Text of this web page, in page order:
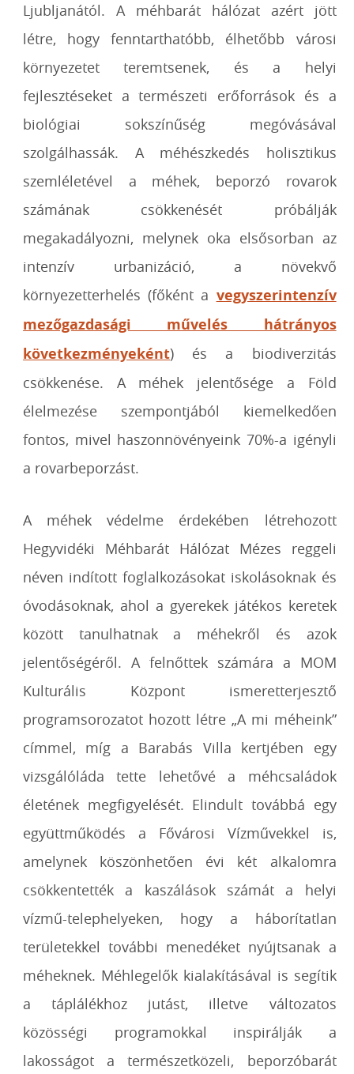
Ljubljanától. A méhbarát hálózat azért jött
létre, hogy fenntarthatóbb, élhetőbb városi
környezetet teremtsenek, és a helyi
fejlesztéseket a természeti erőforrások és a
biológiai sokszínűség megóvásával
szolgálhassák. A méhészkedés holisztikus
szemléletével a méhek, beporzó rovarok
számának csökkenését próbálják
megakadályozni, melynek oka elsősorban az
intenzív urbanizáció, a növekvő
környezetterhelés (főként a vegyszerintenzív
mezőgazdasági művelés hátrányos
következményeként) és a biodiverzitás
csökkenése. A méhek jelentősége a Föld
élelmezése szempontjából kiemelkedően
fontos, mivel haszonnövényeink 70%-a igényli
a rovarbeporzást.
A méhek védelme érdekében létrehozott
Hegyvidéki Méhbarát Hálózat Mézes reggeli
néven indított foglalkozásokat iskolásoknak és
óvodásoknak, ahol a gyerekek játékos keretek
között tanulhatnak a méhekről és azok
jelentőségéről. A felnőttek számára a MOM
Kulturális Központ ismeretterjesztő
programsorozatot hozott létre „A mi méheink”
címmel, míg a Barabás Villa kertjében egy
vizsgálóláda tette lehetővé a méhcsaládok
életének megfigyelését. Elindult továbbá egy
együttműködés a Fővárosi Vízművekkel is,
amelynek köszönhetően évi két alkalomra
csökkentették a kaszálások számát a helyi
vízmű-telephelyeken, hogy a háborítatlan
területekkel további menedéket nyújtsanak a
méheknek. Méhlegelők kialakításával is segítik
a táplálékhoz jutást, illetve változatos
közösségi programokkal inspirálják a
lakosságot a természetközeli, beporzóbarát